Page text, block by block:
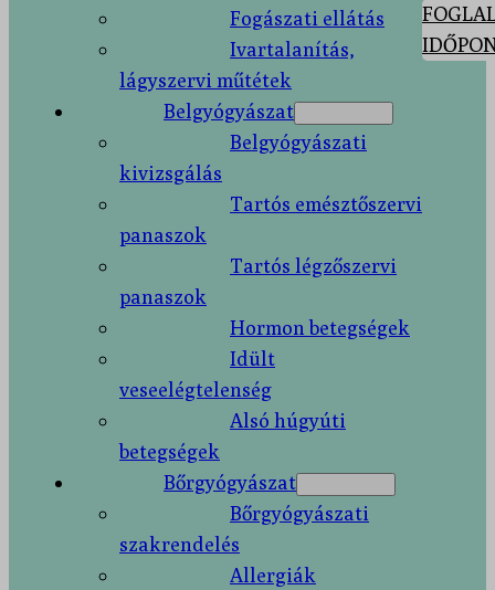
Fogászati ellátás
Ivartalanítás,
lágyszervi műtétek
Belgyógyászat
Belgyógyászati
kivizsgálás
Tartós emésztőszervi
panaszok
Tartós légzőszervi
panaszok
Hormon betegségek
Idült
veseelégtelenség
Alsó húgyúti
betegségek
Bőrgyógyászat
Bőrgyógyászati
szakrendelés
Allergiák